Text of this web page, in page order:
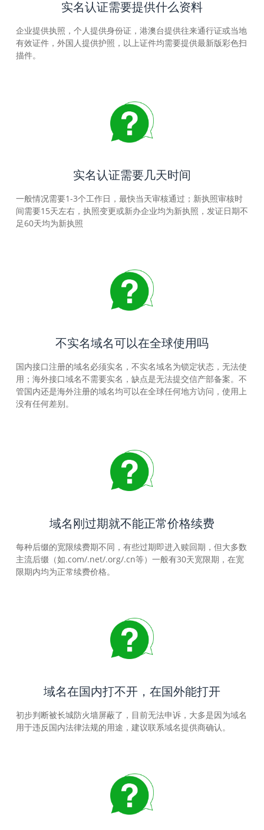
实名认证需要提供什么资料
企业提供执照，个人提供身份证，港澳台提供往来通行证或当地
有效证件，外国人提供护照，以上证件均需要提供最新版彩色扫
描件。
实名认证需要几天时间
一般情况需要1-3个工作日，最快当天审核通过；新执照审核时
间需要15天左右，执照变更或新办企业均为新执照，发证日期不
足60天均为新执照
不实名域名可以在全球使用吗
国内接口注册的域名必须实名，不实名域名为锁定状态，无法使
用；海外接口域名不需要实名，缺点是无法提交信产部备案。不
管国内还是海外注册的域名均可以在全球任何地方访问，使用上
没有任何差别。
域名刚过期就不能正常价格续费
每种后缀的宽限续费期不同，有些过期即进入赎回期，但大多数
主流后缀（如.com/.net/.org/.cn等）一般有30天宽限期，在宽
限期内均为正常续费价格。
域名在国内打不开，在国外能打开
初步判断被长城防火墙屏蔽了，目前无法申诉，大多是因为域名
用于违反国内法律法规的用途，建议联系域名提供商确认。